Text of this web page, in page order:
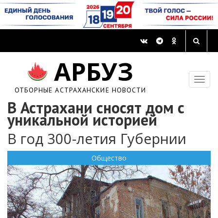
АРБУЗ
ОТБОРНЫЕ АСТРАХАНСКИЕ НОВОСТИ
В Астрахани сносят дом с
уникальной историей
В год 300-летия Губернии
Общество